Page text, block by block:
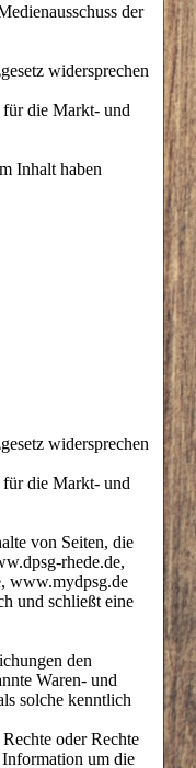
der
widersprechen
für die Markt- und
Inhalt haben
widersprechen
für die Markt- und
von Seiten, die
rhede.de,
www.mydpsg.de
und schließt eine
den
Waren- und
solche kenntlich
oder Rechte
um die